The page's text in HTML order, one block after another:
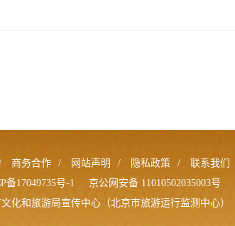
商务合作 / 网站声明 / 隐私政策 /
联系我们
备17049735号-1
京公网安备 11010502035003号
化和旅游局宣传中心（北京市旅游运行监测中心）